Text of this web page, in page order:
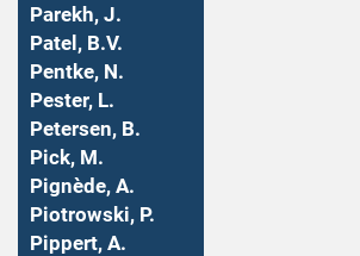
Parekh, J.
Patel, B.V.
Pentke, N.
Pester, L.
Petersen, B.
Pick, M.
Pignède, A.
Piotrowski, P.
Pippert, A.